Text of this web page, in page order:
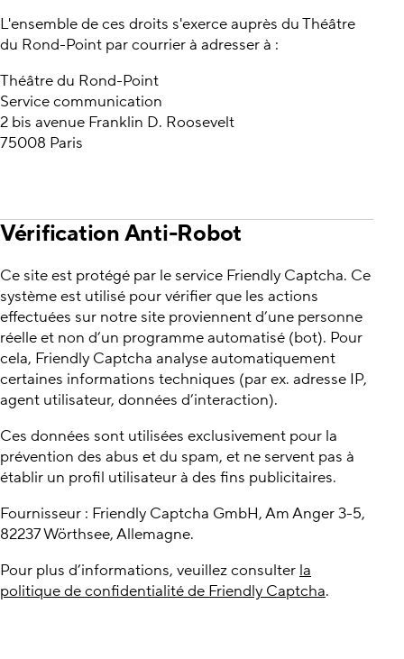
L'ensemble de ces droits s'exerce auprès du Théâtre
du Rond-Point par courrier à adresser à :
Théâtre du Rond-Point
Service communication
2 bis avenue Franklin D. Roosevelt
75008 Paris
Vérification Anti-Robot
Ce site est protégé par le service Friendly Captcha. Ce
système est utilisé pour vérifier que les actions
effectuées sur notre site proviennent d’une personne
réelle et non d’un programme automatisé (bot). Pour
cela, Friendly Captcha analyse automatiquement
certaines informations techniques (par ex. adresse IP,
agent utilisateur, données d’interaction).
Ces données sont utilisées exclusivement pour la
prévention des abus et du spam, et ne servent pas à
établir un profil utilisateur à des fins publicitaires.
Fournisseur : Friendly Captcha GmbH, Am Anger 3-5,
82237 Wörthsee, Allemagne.
Pour plus d’informations, veuillez consulter la
politique de confidentialité de Friendly Captcha.